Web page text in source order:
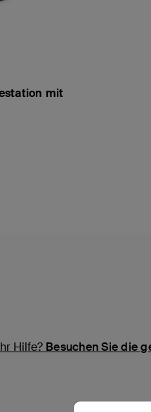
mit
Hilfe? Besuchen Sie die